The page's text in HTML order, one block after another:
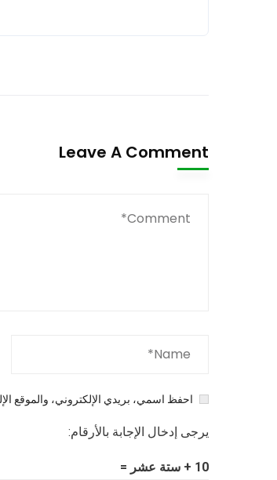
Leave A Comment
احفظ اسمي، بريدي الإلكتروني، والموقع
يرجى إدخال الإجابة بالأرقام:
10 + ستة عشر =